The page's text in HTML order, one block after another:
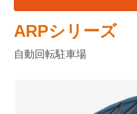
ARPシリーズ
自動回転駐車場